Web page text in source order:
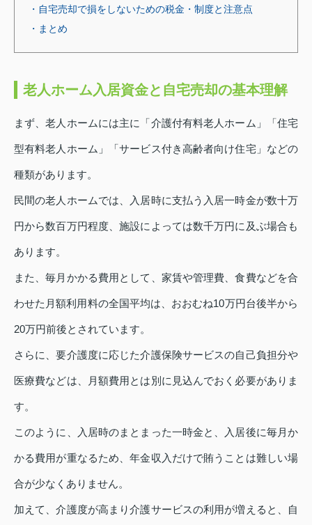
・自宅売却で損をしないための税金・制度と注意点
・まとめ
老人ホーム入居資金と自宅売却の基本理解
まず、老人ホームには主に「介護付有料老人ホーム」「住宅
型有料老人ホーム」「サービス付き高齢者向け住宅」などの
種類があります。
民間の老人ホームでは、入居時に支払う入居一時金が数十万
円から数百万円程度、施設によっては数千万円に及ぶ場合も
あります。
また、毎月かかる費用として、家賃や管理費、食費などを合
わせた月額利用料の全国平均は、おおむね10万円台後半から
20万円前後とされています。
さらに、要介護度に応じた介護保険サービスの自己負担分や
医療費などは、月額費用とは別に見込んでおく必要がありま
す。
このように、入居時のまとまった一時金と、入居後に毎月か
かる費用が重なるため、年金収入だけで賄うことは難しい場
合が少なくありません。
加えて、介護度が高まり介護サービスの利用が増えると、自